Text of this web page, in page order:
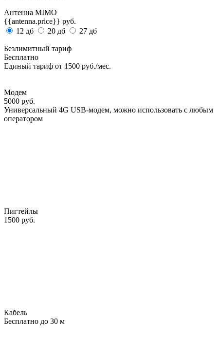
Антенна MIMO
{{antenna.price}} руб.
12 дб
20 дб 27 дб
Безлимитный тариф
Бесплатно
Единый тариф от 1500 руб./мес.
Модем
5000 руб.
Универсальный 4G USB-модем, можно использовать с любым
оператором
Пигтейлы
1500 руб.
Кабель
Бесплатно до 30 м